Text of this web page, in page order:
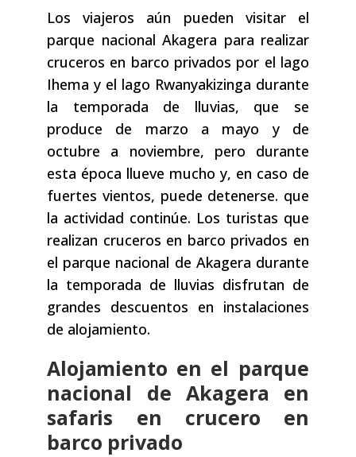
Los viajeros aún pueden visitar el
parque nacional Akagera para realizar
cruceros en barco privados por el lago
Ihema y el lago Rwanyakizinga durante
la temporada de lluvias, que se
produce de marzo a mayo y de
octubre a noviembre, pero durante
esta época llueve mucho y, en caso de
fuertes vientos, puede detenerse. que
la actividad continúe. Los turistas que
realizan cruceros en barco privados en
el parque nacional de Akagera durante
la temporada de lluvias disfrutan de
grandes descuentos en instalaciones
de alojamiento.
Alojamiento en el parque
nacional de Akagera en
safaris en crucero en
barco privado